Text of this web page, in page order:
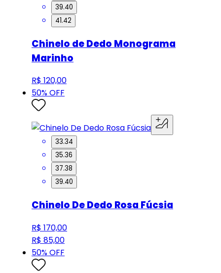
39.40
41.42
Chinelo de Dedo Monograma
Marinho
R$ 120,00
50% OFF
33.34
35.36
37.38
39.40
Chinelo De Dedo Rosa Fúcsia
R$ 170,00
R$ 85,00
50% OFF